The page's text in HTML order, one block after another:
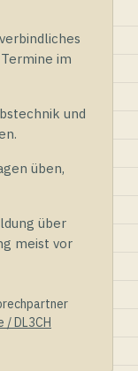
im
und
üben,
über
meist vor
/ DL3CH